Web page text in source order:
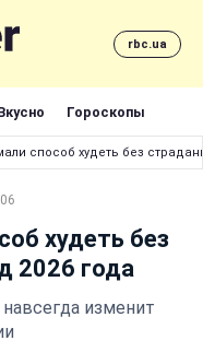
rbc.ua
Гороскопы
способ худеть без
худеть без
2026 года
изменит